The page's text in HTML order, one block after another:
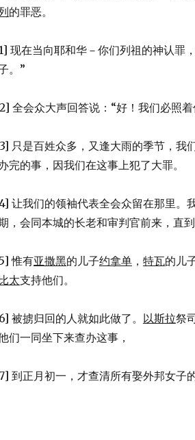
的罪恶。
现在当向耶和华－你们列祖的神认罪
。”
全会众大声回答说：“好！我们必照着
只是百姓众多，又逢大雨的季节，我
完的事，因我们在这事上犯了大罪。
让我们的领袖代表全会众留在那里。
，会同本城的长老和审判官前来，直
惟有亚撒黑的儿子约拿单， 特瓦的儿
太支持他们。
被掳归回的人就如此做了。 以斯拉祭
们一同坐下来查办这事，
到正月初一，才查清所有娶外邦女子的